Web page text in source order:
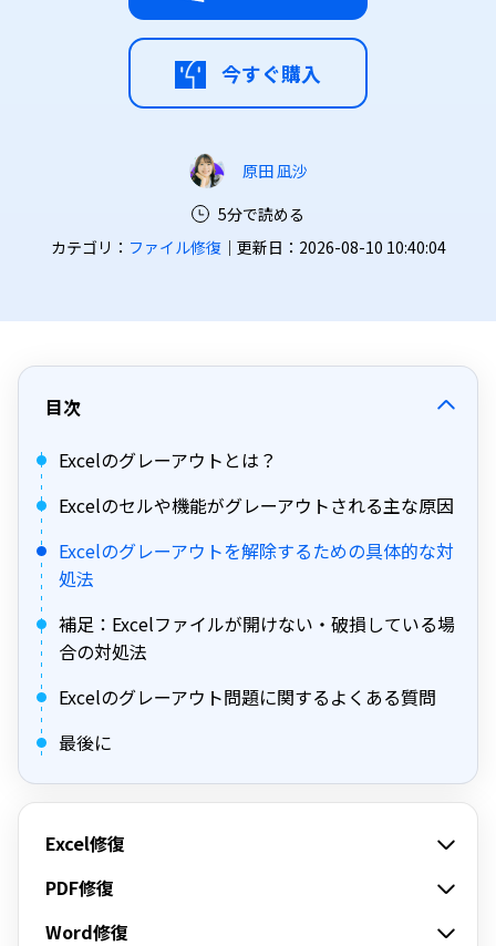
今すぐ購入
原田 凪沙
5分で読める
カテゴリ： ファイル修復｜更新日：2026-08-10 10:40:04
目次
Excelのグレーアウトとは？
Excelのセルや機能がグレーアウトされる主な原因
Excelのグレーアウトを解除するための具体的な対
処法
補足：Excelファイルが開けない・破損している場
合の対処法
Excelのグレーアウト問題に関するよくある質問
最後に
Excel修復
PDF修復
Word修復